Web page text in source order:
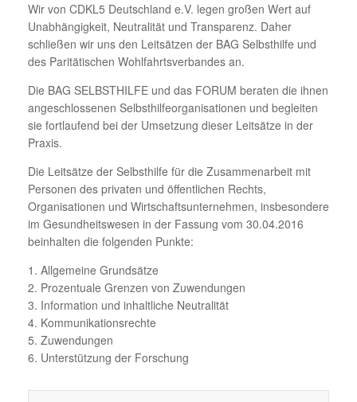
Wir von CDKL5 Deutschland e.V. legen großen Wert auf
Unabhängigkeit, Neutralität und Transparenz. Daher
schließen wir uns den Leitsätzen der BAG Selbsthilfe und
des Paritätischen Wohlfahrtsverbandes an.
Die BAG SELBSTHILFE und das FORUM beraten die ihnen
angeschlossenen Selbsthilfeorganisationen und begleiten
sie fortlaufend bei der Umsetzung dieser Leitsätze in der
Praxis.
Die Leitsätze der Selbsthilfe für die Zusammenarbeit mit
Personen des privaten und öffentlichen Rechts,
Organisationen und Wirtschaftsunternehmen, insbesondere
im Gesundheitswesen in der Fassung vom 30.04.2016
beinhalten die folgenden Punkte:
1. Allgemeine Grundsätze
2. Prozentuale Grenzen von Zuwendungen
3. Information und inhaltliche Neutralität
4. Kommunikationsrechte
5. Zuwendungen
6. Unterstützung der Forschung